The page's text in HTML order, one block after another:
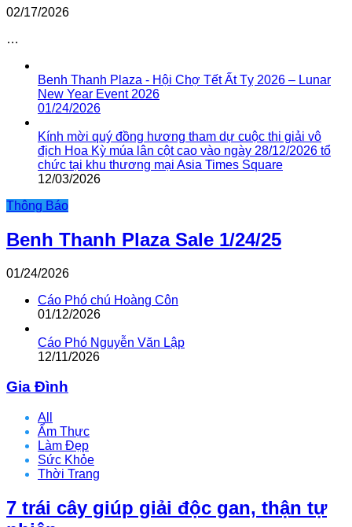
02/17/2026
…
Benh Thanh Plaza - Hội Chợ Tết Ất Tỵ 2026 – Lunar
New Year Event 2026
01/24/2026
Kính mời quý đồng hương tham dự cuộc thi giải vô
địch Hoa Kỳ múa lân cột cao vào ngày 28/12/2026 tổ
chức tại khu thương mại Asia Times Square
12/03/2026
Thông Báo
Benh Thanh Plaza Sale 1/24/25
01/24/2026
Cáo Phó chú Hoàng Côn
01/12/2026
Cáo Phó Nguyễn Văn Lập
12/11/2026
Gia Đình
All
Ẩm Thực
Làm Đẹp
Sức Khỏe
Thời Trang
7 trái cây giúp giải độc gan, thận tự